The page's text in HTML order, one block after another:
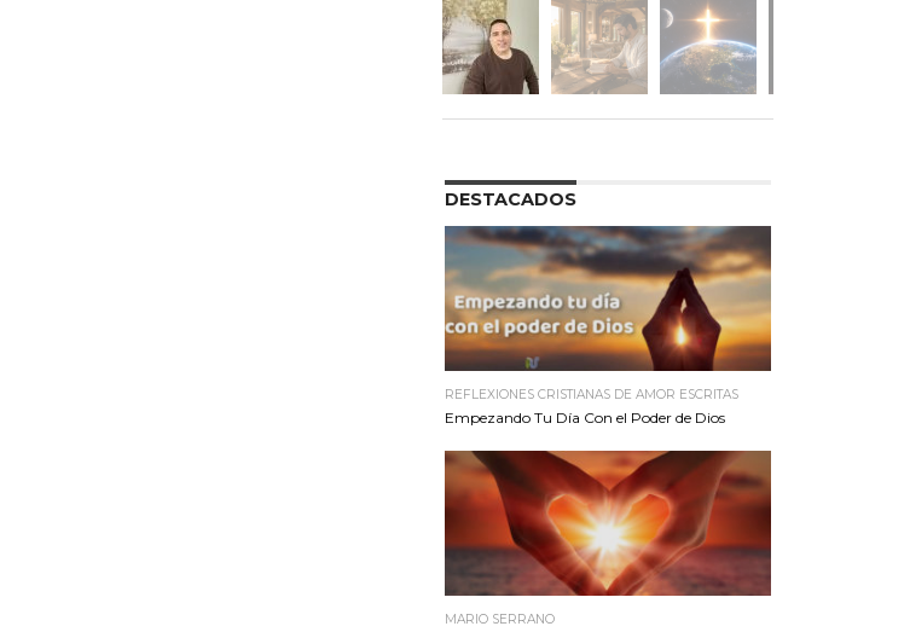
DESTACADOS
REFLEXIONES CRISTIANAS DE AMOR ESCRITAS
Empezando Tu Día Con el Poder de Dios
MARIO SERRANO